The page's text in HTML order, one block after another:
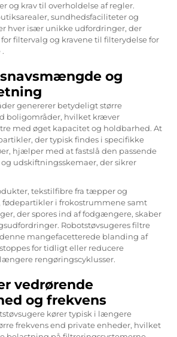
og krav til overholdelse af regler.
sundhedsfaciliteter og
hver især unikke udfordringer, der
filtervalg og kravene til filterydelse for
.
og
genererer betydeligt større
boligområder, hvilket kræver
med øget kapacitet og holdbarhed. At
der typisk findes i specifikke
hjælper med at fastslå den passende
udskiftningsskemaer, der sikrer
tekstilfibre fra tæpper og
i frokostrummene samt
der spores ind af fodgængere, skaber
Robotstøvsugeres filtre
mangefacetterede blanding af
for tidligt eller reducere
rengøringscyklusser.
vedrørende
og frekvens
kører typisk i længere
frekvens end private enheder, hvilket